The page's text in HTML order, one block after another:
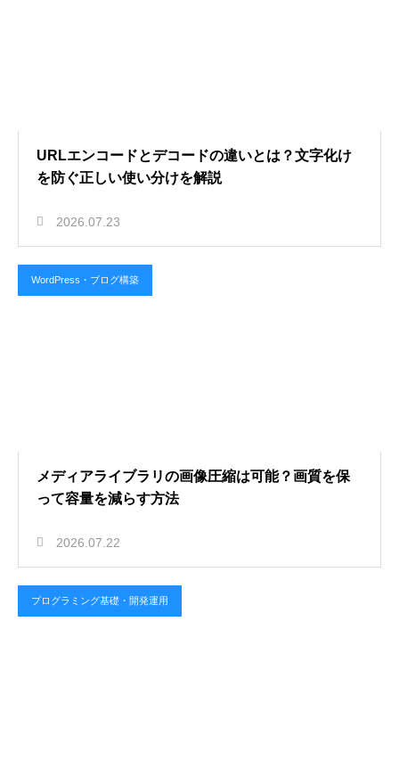
URLエンコードとデコードの違いとは？文字化け
を防ぐ正しい使い分けを解説
2026.07.23
WordPress・ブログ構築
メディアライブラリの画像圧縮は可能？画質を保
って容量を減らす方法
2026.07.22
プログラミング基礎・開発運用